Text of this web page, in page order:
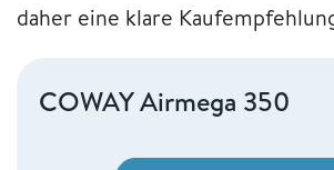
daher eine klare
COWAY Airmega 350